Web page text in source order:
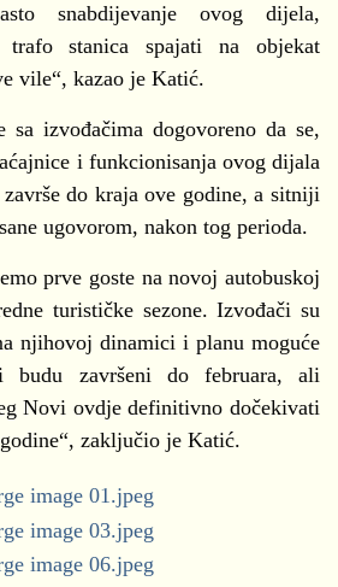
snabdijevanje ovog dijela,
trafo stanica spajati na objekat
vile“, kazao je Katić.
izvođačima dogovoreno da se,
i funkcionisanja ovog dijala
do kraja ove godine, a sitniji
ugovorom, nakon tog perioda.
prve goste na novoj autobuskoj
turističke sezone. Izvođači su
njihovoj dinamici i planu moguće
budu završeni do februara, ali
Novi ovdje definitivno dočekivati
zaključio je Katić.